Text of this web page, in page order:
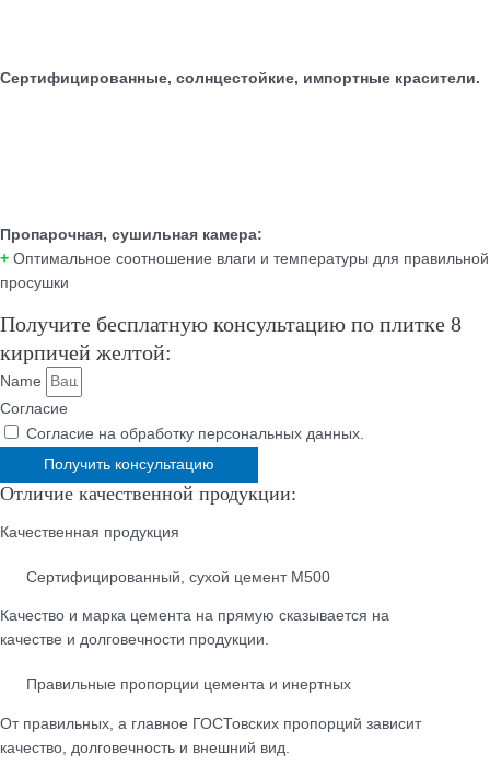
Сертифицированные, солнцестойкие, импортные красители.
Пропарочная, сушильная камера:
+ Оптимальное соотношение влаги и температуры для правильной
просушки
Получите бесплатную консультацию по плитке 8
кирпичей желтой:
Name
Согласие
Согласие на обработку персональных данных.
Получить консультацию
Отличие качественной продукции:
Качественная продукция
Cертифицированный, сухой цемент М500
Качество и марка цемента на прямую сказывается на
качестве и долговечности продукции.
Правильные пропорции цемента и инертных
От правильных, а главное ГОСТовских пропорций зависит
качество, долговечность и внешний вид.